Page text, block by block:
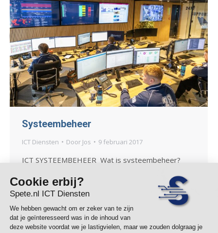
Systeembeheer
ICT Diensten Door Jos 9 februari 2017
ICT SYSTEEMBEHEER Wat is systeembeheer?
beste ICT-ondersteuning, zowel op locatie als op
afstand. Wij werken voor organisaties met 1 tot
100 werkplekken. Maak voor lage kosten gebruik
van systeembeheer voor Office 365, VoIP-